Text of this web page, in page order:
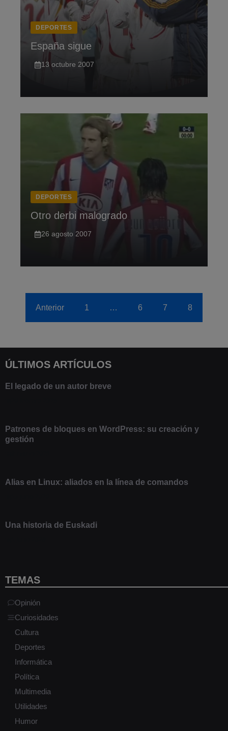
DEPORTES
España sigue
13 octubre 2007
DEPORTES
Otro derbi malogrado
26 agosto 2007
Anterior 1 … 6 7 8
ÚLTIMOS ARTÍCULOS
El legado de un autor breve
Patrones de bloques en WordPress: su creación y
gestión
Alias en Linux: aliados en la línea de comandos
Una historia de Euskadi
TEMAS
Opinión
Curiosidades
Cultura
Deportes
Informática
Política
Multimedia
Utilidades
Humor